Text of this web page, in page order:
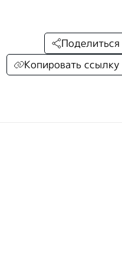
Поделиться
Копировать ссылку